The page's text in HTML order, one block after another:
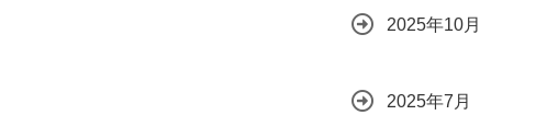
2025年10月
2025年7月